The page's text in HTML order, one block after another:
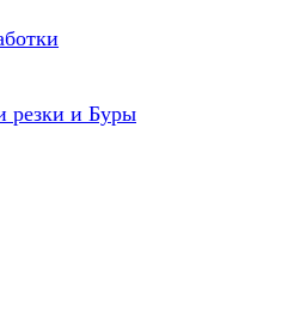
резки и Буры